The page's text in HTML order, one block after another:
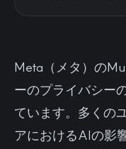
Meta（メタ）の
ーのプライバシー
ています。多くの
アにおけるAIの影